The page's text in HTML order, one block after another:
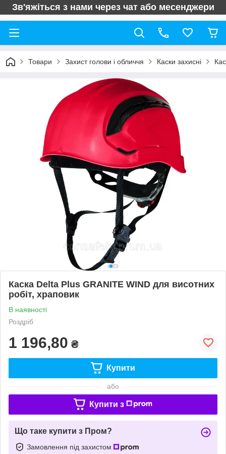
Зв'яжіться з нами через чат або месенджери
Товари Захист голови і обличчя Каски захисні
Каска Delta Plus GRANITE WIND для висотних
робіт, храповик
В наявності
Роздріб
1 196,80 ₴
Купити
або
Купити з
Що таке купити з Пром?
Замовлення під захистом